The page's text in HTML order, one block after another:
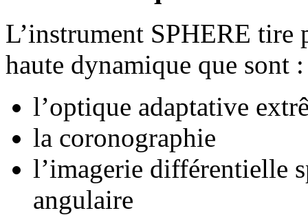
L’instrument SPHERE tire
haute dynamique que sont :
l’optique adaptative
la coronographie
l’imagerie différentielle
angulaire